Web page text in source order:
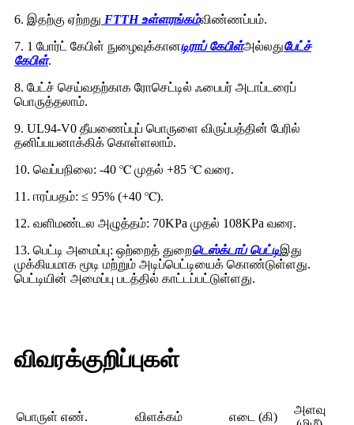
6. இதற்கு ஏற்றது FTTH உள்ளரங்கம்விண்ணப்பம்.
7. 1 போர்ட் கேபிள் நுழைவுக்கானடிராப் கேபிள்அல்லதுபேட்ச்
கேபிள்.
8. பேட்ச் செய்வதற்காக ரோசெட்டில் ஃபைபர் அடாப்டரைப்
பொருத்தலாம்.
9. UL94-V0 தீயணைப்புப் பொருளை விருப்பத்தின் பேரில்
தனிப்பயனாக்கிக் கொள்ளலாம்.
10. வெப்பநிலை: -40 ℃ முதல் +85 ℃ வரை.
11. ஈரப்பதம்: ≤ 95% (+40 ℃).
12. வளிமண்டல அழுத்தம்: 70KPa முதல் 108KPa வரை.
13. பெட்டி அமைப்பு: ஒற்றைத் துறைடெஸ்க்டாப் பெட்டிஇது
முக்கியமாக மூடி மற்றும் அடிப்பெட்டியைக் கொண்டுள்ளது.
பெட்டியின் அமைப்பு படத்தில் காட்டப்பட்டுள்ளது.
விவரக்குறிப்புகள்
பொருள் எண். விளக்கம் எடை (கி)
அளவு